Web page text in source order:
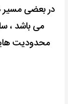
در بعضی مسیر
می باشد ،
محدودیت